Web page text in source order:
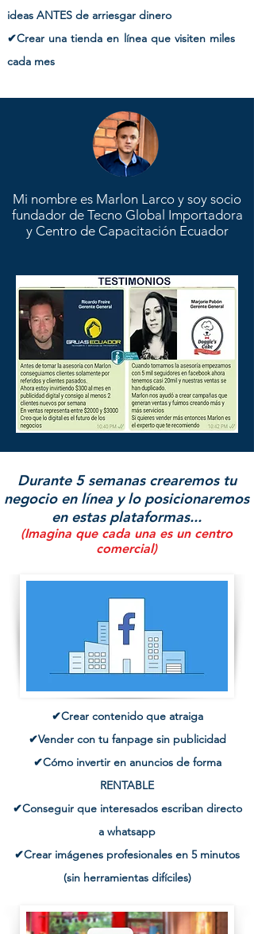
Mi nombre es Marlon Larco y soy socio
fundador de Tecno Global Importadora
y Centro de Capacitación Ecuador
ideas ANTES de arriesgar dinero
✔Crear una tienda en línea que visiten miles
cada mes
Durante 5 semanas crearemos tu
negocio en línea y lo posicionaremos
en estas plataformas...
(Imagina que cada una es un centro
comercial)
✔Crear contenido que atraiga
✔Vender con tu fanpage sin publicidad
✔Cómo invertir en anuncios de forma
RENTABLE
✔Conseguir que interesados escriban directo
a whatsapp
✔Crear imágenes profesionales en 5 minutos
(sin herramientas difíciles)